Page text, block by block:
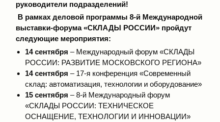
руководители подразделений!
В рамках деловой программы 8-й Международной
выставки-форума «СКЛАДЫ РОССИИ» пройдут
следующие мероприятия:
14 сентября – Международный форум «СКЛАДЫ
РОССИИ: РАЗВИТИЕ МОСКОВСКОГО РЕГИОНА»
14 сентября – 17-я конференция «Современный
склад: автоматизация, технологии и оборудование»
15 сентября – 8-й Международный форум
«СКЛАДЫ РОССИИ: ТЕХНИЧЕСКОЕ
ОСНАЩЕНИЕ, ТЕХНОЛОГИИ И ИННОВАЦИИ»